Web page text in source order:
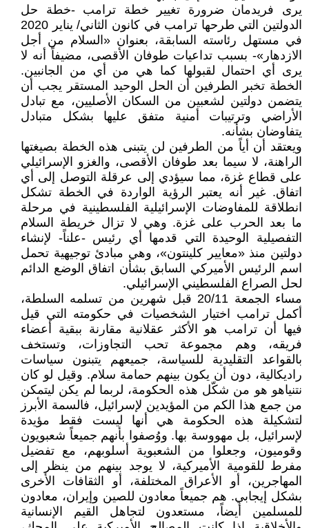
يرى فريدمان ضرورة تغيير خطة ترامب -خطة حل
الدولتين التي طرحها ترامب في كانون الثاني/ يناير 2020
في مستهل رئاسته السابقة، بعنوان «السلام من أجل
الازدهار»- بسبب تداعيات طوفان الأقصى، مضيفاً أنه لا
يرى أي احتمال لقبولها كما هي من أي من الجانبين.
الخطة تخبر الطرفين أن الحل الوحيد المستقر يجب أن
يتضمن دولتين لشعبين من السكان الأصليين، مع تبادل
الأراضي وترتيبات أمنية متفق عليها بشكل متبادل
يتفاوضان بشأنه.
ويعتقد أن أياً من الطرفين لن يتبنى هذه الخطة بصيغتها
الراهنة، لا سيما بعد طوفان الأقصى، والغزو الإسرائيلي
على قطاع غزة، مما سيؤدي إلى عرقلة التوصل إلى أي
اتفاق. غير أنه يعتبر الرؤية الواردة في الخطة تشكل
انطلاقة للمفاوضات الإسرائيلية الفلسطينية في مرحلة
ما بعد الحرب على غزة. وهي لا تزال خريطة السلام
التفصيلية الوحيدة التي قدمها أي رئيس -علناً- لإنشاء
دولتين منذ «معايير كلينتون»، وهي مبادئ توجيهية تحمل
اسم الرئيس الأميركي السابق بشأن اتفاق الوضع الدائم
لحل الصراع الفلسطيني الإسرائيلي.
مساء الجمعة 20/11 قبل شهرين من تسلمه السلطة،
أكمل ترامب اختيار الشخصيات في حكومته التي قيل
فيها أن ترامب هو الأكثر عقلانية مقارنة ببقية أعضاء
فريقه، وهم مجموعة تحب التجاوزات، وتستخف
بالقواعد التقليدية للسياسة، جميعهم يتبنون سياسات
راديكالية، دون أن يكون بينهم حمامة سلام. وقيل لو كان
نتنياهو هو من شكّل هذه الحكومة، لربما لم يكن ليتمكن
من جمع هذا الكم من المؤيدين لإسرائيل، فالسمة الأبرز
لتشكيلة هذه الحكومة هي أنها ليست فقط مؤيدة
لإسرائيل، بل مهووسة بها. ووُصفوا بأنهم جميعاً شعبويون
وقوميون، وجعلوا من الشعبوية أسلوبهم، مع تفضيل
مفرط للقومية الأميركية، لا يوجد بينهم من ينظر إلى
المهاجرين، أو الأعراق المختلفة، أو الثقافات الأخرى
بشكل إيجابي. هم جميعاً معادون للصين وإيران، معادون
للمسلمين أيضاً، مستعدون لتجاهل القيم الإنسانية